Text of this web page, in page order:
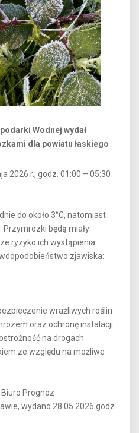
Wodnej wydał
dla powiatu łaskiego
2026 r., godz. 01:00 – 05:30
do około 3°C, natomiast
Przymrozki będą miały
ryzyko ich wystąpienia
zjawiska:
wrażliwych roślin
oraz ochronę instalacji
na drogach
ze względu na możliwe
Biuro Prognoz
wydano 28.05.2026 godz.